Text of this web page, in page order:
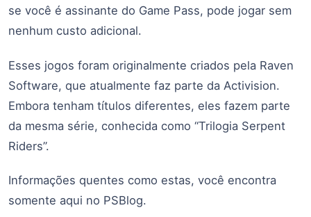
se você é assinante do Game Pass, pode jogar sem
nenhum custo adicional.
Esses jogos foram originalmente criados pela Raven
Software, que atualmente faz parte da Activision.
Embora tenham títulos diferentes, eles fazem parte
da mesma série, conhecida como “Trilogia Serpent
Riders”.
Informações quentes como estas, você encontra
somente aqui no PSBlog.